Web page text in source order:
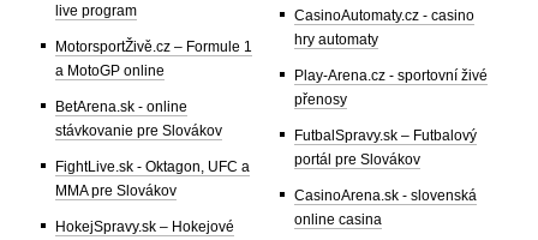
live program
MotorsportŽivě.cz – Formule 1
a MotoGP online
BetArena.sk - online
stávkovanie pre Slovákov
FightLive.sk - Oktagon, UFC a
MMA pre Slovákov
HokejSpravy.sk – Hokejové
CasinoAutomaty.cz - casino
hry automaty
Play-Arena.cz - sportovní živé
přenosy
FutbalSpravy.sk – Futbalový
portál pre Slovákov
CasinoArena.sk - slovenská
online casina